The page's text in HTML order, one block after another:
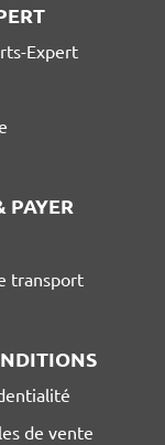
Expert
PAYER
transport
de vente